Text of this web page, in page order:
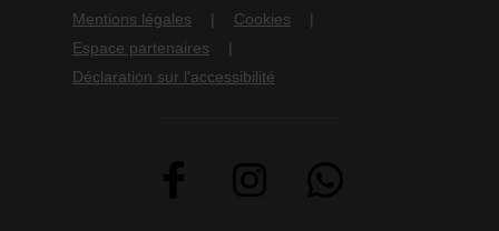
Mentions légales
Cookies
Espace partenaires
Déclaration sur l'accessibilité